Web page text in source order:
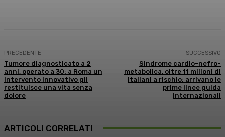
PRECEDENTE
Tumore diagnosticato a 2
anni, operato a 30: a Roma un
intervento innovativo gli
restituisce una vita senza
dolore
SUCCESSIVO
Sindrome cardio-nefro-
metabolica, oltre 11 milioni di
italiani a rischio: arrivano le
prime linee guida
internazionali
ARTICOLI CORRELATI